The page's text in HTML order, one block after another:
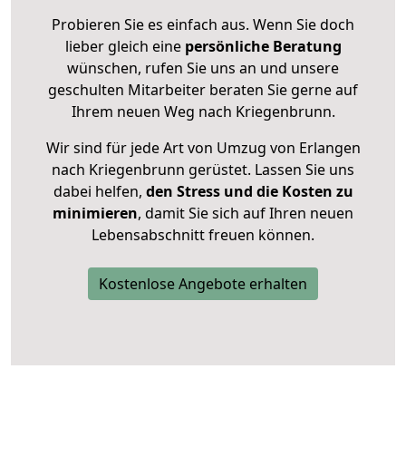
Probieren Sie es einfach aus. Wenn Sie doch
lieber gleich eine persönliche Beratung
wünschen, rufen Sie uns an und unsere
geschulten Mitarbeiter beraten Sie gerne auf
Ihrem neuen Weg nach Kriegenbrunn.
Wir sind für jede Art von Umzug von Erlangen
nach Kriegenbrunn gerüstet. Lassen Sie uns
dabei helfen, den Stress und die Kosten zu
minimieren, damit Sie sich auf Ihren neuen
Lebensabschnitt freuen können.
Kostenlose Angebote erhalten